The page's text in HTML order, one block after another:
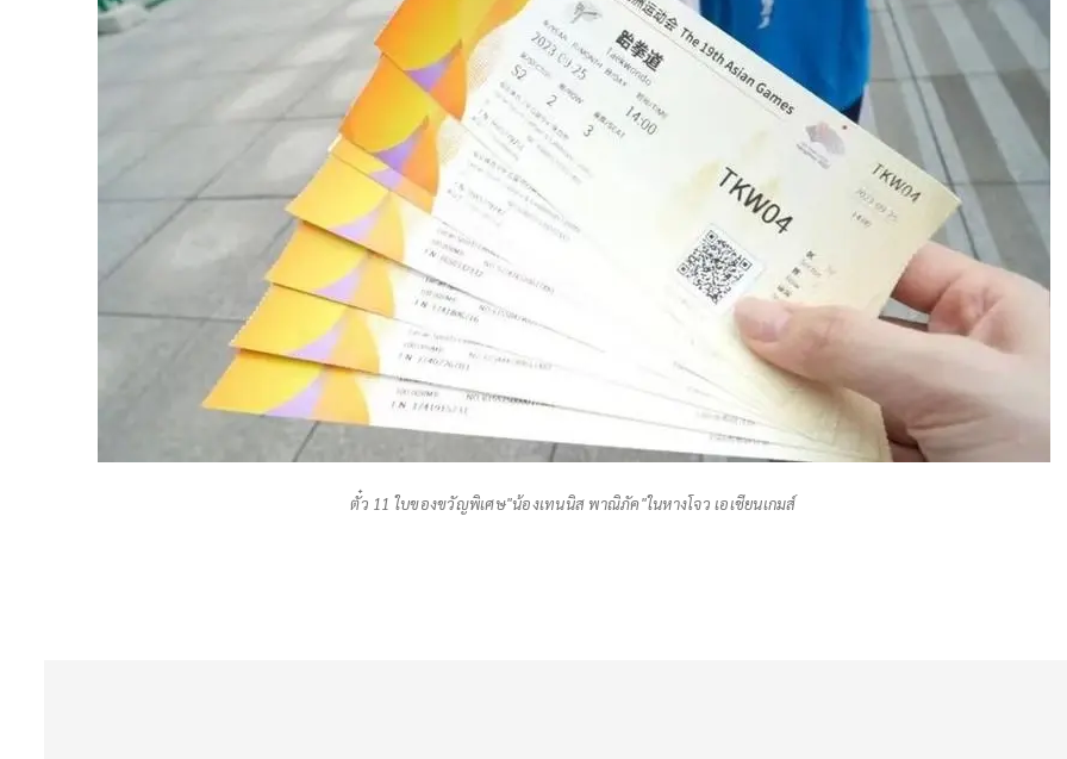
ตั๋ว 11 ใบของขวัญพิเศษ"น้องเทนนิส พาณิภัค"ในหางโจว เอเชียนเกมส์